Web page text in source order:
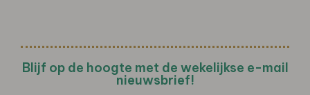
Blijf op de hoogte met de wekelijkse e-mail
nieuwsbrief!